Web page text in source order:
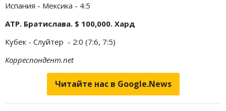
Испания - Мексика - 4:5
ATP. Братислава. $ 100,000. Хард
Кубек - Слуйтер - 2:0 (7:6, 7:5)
Корреспондент.net
Читайте нас в Google.News